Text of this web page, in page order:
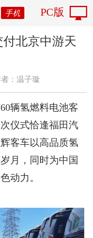
手机 PC版
北京中游天
：温子璇
辆氢燃料电池客
仪式恰逢福田汽
客车以高品质氢
月，同时为中国
动力。